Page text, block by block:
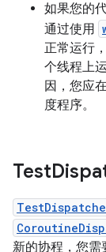
如果您的
通过使用
正常运行
个线程上
因，您应
度程序。
Test
新的协程，您需